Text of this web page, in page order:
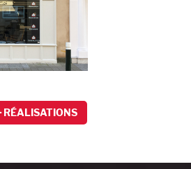
RÉALISATIONS